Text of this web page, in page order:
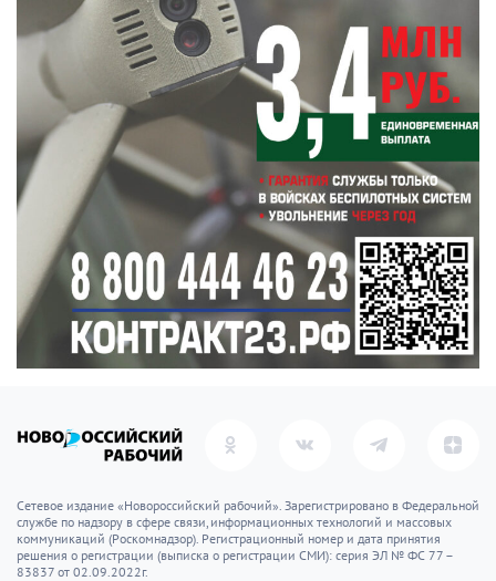
Сетевое издание «Новороссийский рабочий». Зарегистрировано в Федеральной
службе по надзору в сфере связи, информационных технологий и массовых
коммуникаций (Роскомнадзор). Регистрационный номер и дата принятия
решения о регистрации (выписка о регистрации СМИ): серия ЭЛ № ФС 77 –
83837 от 02.09.2022г.